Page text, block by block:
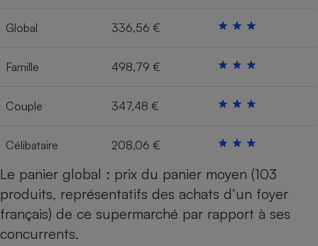
Global 336,56 €
Famille 498,79 €
Couple 347,48 €
Célibataire 208,06 €
Le panier global : prix du panier moyen (103
produits, représentatifs des achats d’un foyer
français) de ce supermarché par rapport à ses
concurrents.